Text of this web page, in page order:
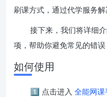
刷课方式，通过代学服务
接下来，我们将详细
项，帮助你避免常见的错误
如何使用
1️⃣ 点击进入 全能网课